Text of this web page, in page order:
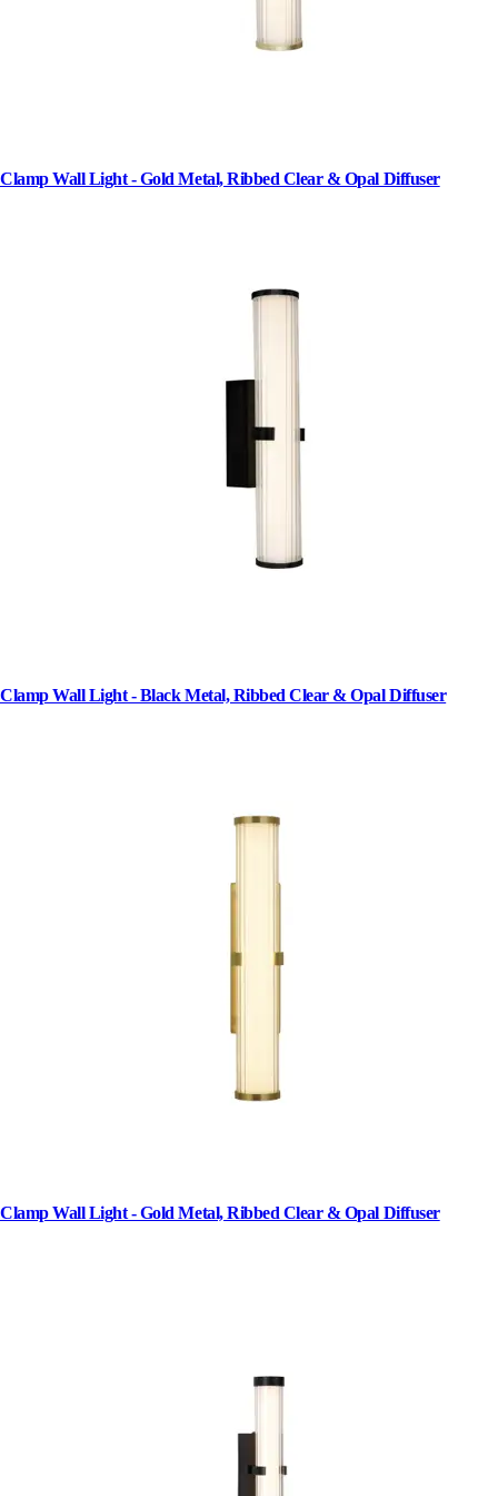
Clamp Wall Light - Gold Metal, Ribbed Clear & Opal Diffuser
Clamp Wall Light - Black Metal, Ribbed Clear & Opal Diffuser
Clamp Wall Light - Gold Metal, Ribbed Clear & Opal Diffuser